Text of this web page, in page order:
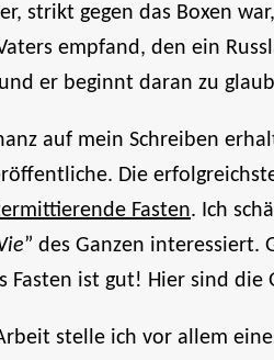
strikt gegen das Boxen
empfand, den ein
er beginnt daran zu
auf mein Schreiben
Die
Fasten. Ich
” des Ganzen interessiert.
Fasten ist gut! Hier sind die
stelle ich vor allem